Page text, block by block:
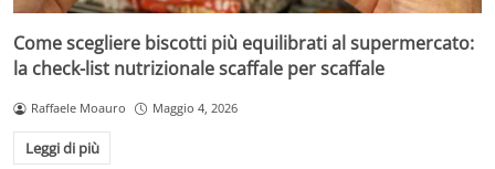
Come scegliere biscotti più equilibrati al supermercato:
la check-list nutrizionale scaffale per scaffale
Raffaele Moauro Maggio 4, 2026
Leggi di più